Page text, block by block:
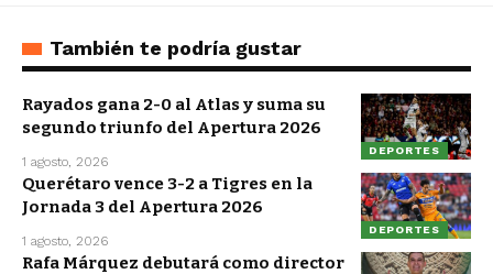
También te podría gustar
DEPORTES
Rayados gana 2-0 al Atlas y suma su
segundo triunfo del Apertura 2026
1 agosto, 2026
DEPORTES
Querétaro vence 3-2 a Tigres en la
Jornada 3 del Apertura 2026
1 agosto, 2026
Rafa Márquez debutará como director